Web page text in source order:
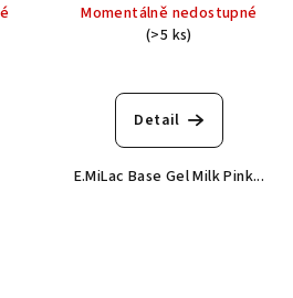
Momentálně nedostupné
(>5 ks)
Detail
E.MiLac Base Gel Milk Pink...